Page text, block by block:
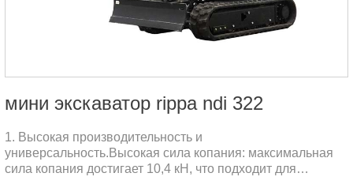
мини экскаватор rippa ndi 322
1. Высокая производительность и
универсальность.Высокая сила копания: максимальная
сила копания достигает 10,4 кН, что подходит для